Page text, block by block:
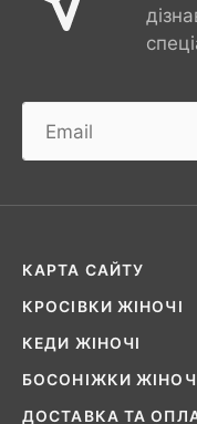
КАРТА САЙТУ
КРОСІВКИ ЖІНОЧІ
КЕДИ ЖІНОЧІ
БОСОНІЖКИ
ДОСТАВКА ТА